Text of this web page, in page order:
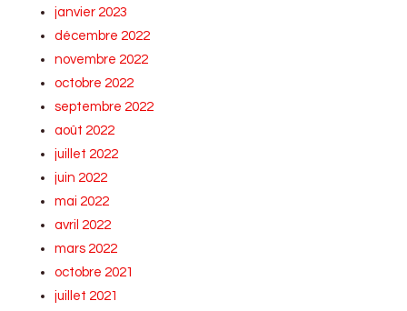
janvier 2023
décembre 2022
novembre 2022
octobre 2022
septembre 2022
août 2022
juillet 2022
juin 2022
mai 2022
avril 2022
mars 2022
octobre 2021
juillet 2021